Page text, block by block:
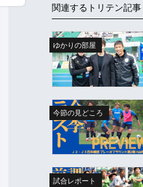
関連するトリテン記事
ゆかりの部屋
今節の見どころ
試合レポート